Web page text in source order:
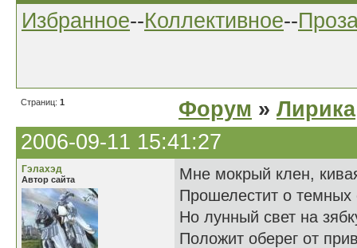
Избранное--Коллективное--
Страниц: 1 Форум » Лирика
2006-09-11 15:41:27
Гэлахэд
Автор сайта
Мне мокрый клен,
Прошелестит о темных
Но лунный свет на
Положит оберег от